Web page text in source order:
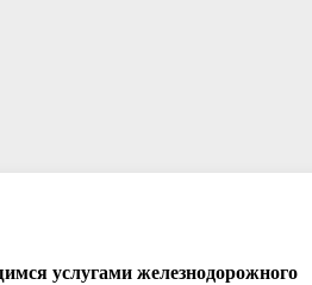
услугами железнодорожного